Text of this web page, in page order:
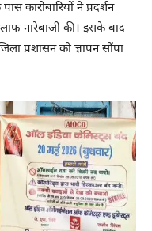
कारोबारियों ने प्रदर्शन
नारेबाजी की। इसके बाद
प्रशासन को ज्ञापन सौंपा